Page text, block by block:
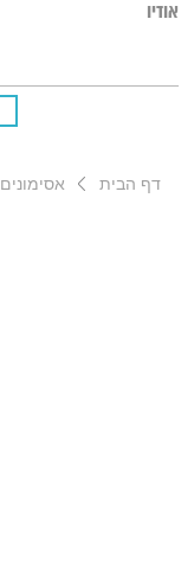
אודיו
דף הבית אסימונים